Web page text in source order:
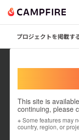
プロジェクトを掲載す
This site is
continuing, please
※ Some features may
country, region, or